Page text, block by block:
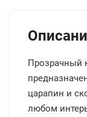
Прозрачный
царапин и
любом